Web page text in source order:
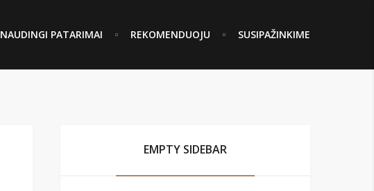
NAUDINGI PATARIMAI REKOMENDUOJU SUSIPAŽINKIME
EMPTY SIDEBAR